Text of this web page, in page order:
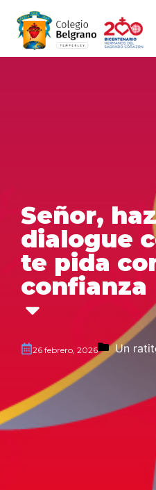
Señor,
dialogue
te pida
confianza
26 febrero, 2026 Un